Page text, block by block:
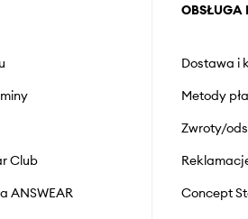
Club
ANSWEAR
OBSŁUGA
Dostawa i
Metody
Zwroty/
Concept